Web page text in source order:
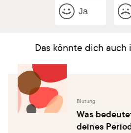
Addressing the unfinished
aging. J Clin Endocrinol Metab
Effects of Symptom Monitoring
Front Glob Womens Health.
2021 Dec 3. doi:10.3389/
Ja
Das könnte dich
Blutung
Was
deines